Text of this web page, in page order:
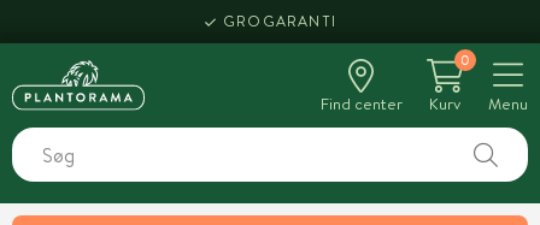
GROGARANTI
Find center
0
Kurv
Menu